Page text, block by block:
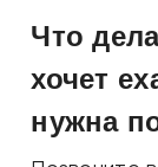
Что
хочет
нужна